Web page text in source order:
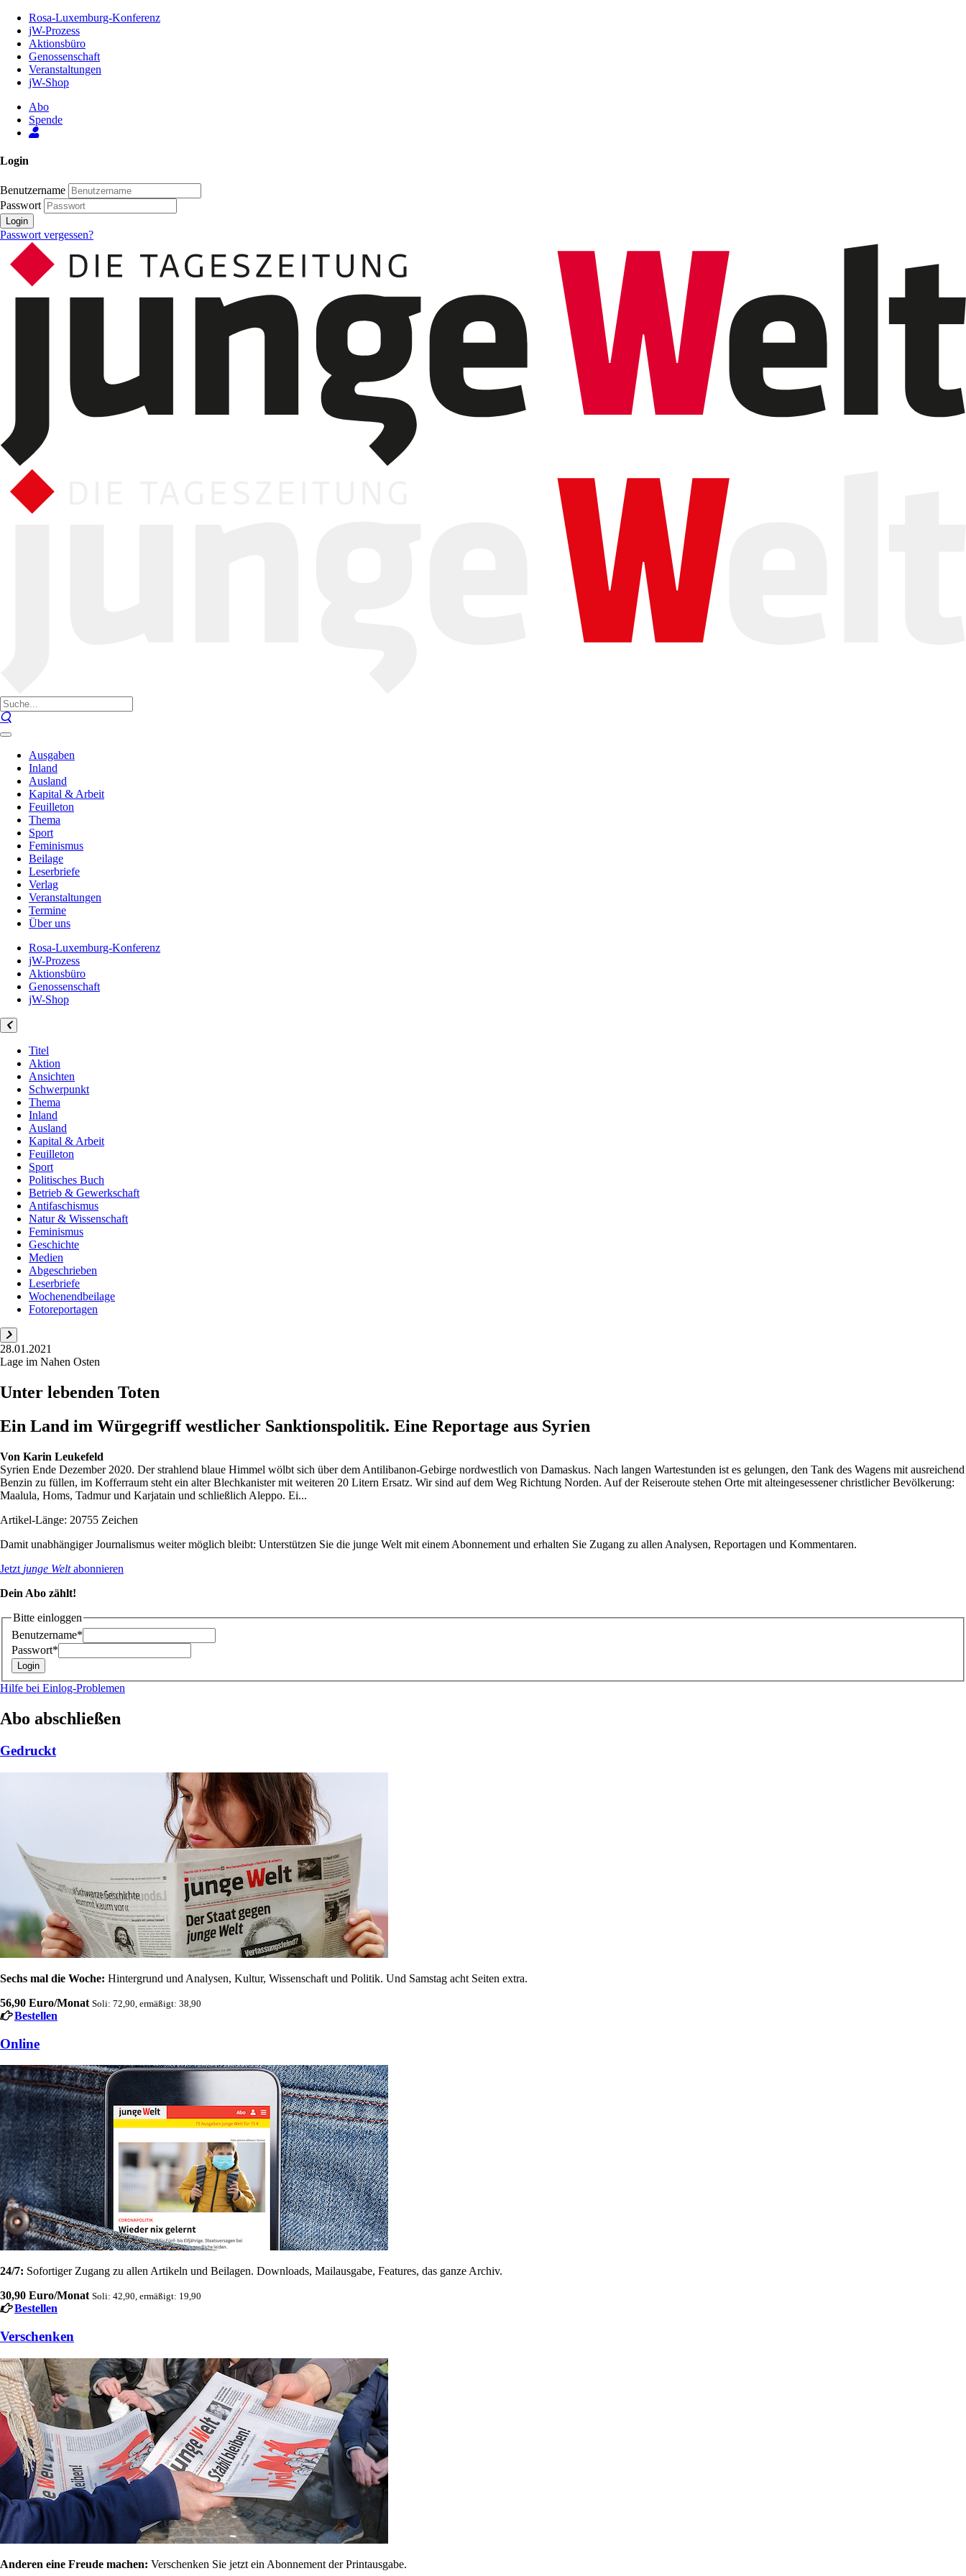
Inhalt
Seite
Rosa-Luxemburg-Konferenz
jW-Prozess
Aktionsbüro
Genossenschaft
Veranstaltungen
jW-Shop
Abo
Spende
Login
Benutzername
Passwort
Login
Passwort vergessen?
Ausgaben
Inland
Ausland
Kapital & Arbeit
Feuilleton
Thema
Sport
Feminismus
Beilage
Leserbriefe
Verlag
Veranstaltungen
Termine
Über uns
Rosa-Luxemburg-Konferenz
jW-Prozess
Aktionsbüro
Genossenschaft
jW-Shop
Titel
Aktion
Ansichten
Schwerpunkt
Thema
Inland
Ausland
Kapital & Arbeit
Feuilleton
Sport
Politisches Buch
Betrieb & Gewerkschaft
Antifaschismus
Natur & Wissenschaft
Feminismus
Geschichte
Medien
Abgeschrieben
Leserbriefe
Wochenendbeilage
Fotoreportagen
28.01.2021
Lage im Nahen Osten
Unter lebenden Toten
Ein Land im Würgegriff westlicher Sanktionspolitik. Eine Reportage aus Syrien
Von Karin Leukefeld
Syrien Ende Dezember 2020. Der strahlend blaue Himmel wölbt sich über dem Antilibanon-Gebirge nordwestlich von Damaskus. Nach langen Wartestunden ist es gelungen, den Tank des Wagens mit ausreichend
Benzin zu füllen, im Kofferraum steht ein alter Blechkanister mit weiteren 20 Litern Ersatz. Wir sind auf dem Weg Richtung Norden. Auf der Reiseroute stehen Orte mit alteingesessener christlicher Bevölkerung:
Maalula, Homs, Tadmur und Karjatain und schließlich Aleppo. Ei...
Artikel-Länge: 20755 Zeichen
Damit unabhängiger Journalismus weiter möglich bleibt: Unterstützen Sie die junge Welt mit einem Abonnement und erhalten Sie Zugang zu allen Analysen, Reportagen und Kommentaren.
Jetzt junge Weltabonnieren
Dein Abo zählt!
Bitte einloggen
Benutzername*
Passwort*
Hilfe bei Einlog-Problemen
Abo abschließen
Gedruckt
Sechs mal die Woche: Hintergrund und Analysen, Kultur, Wissenschaft und Politik. Und Samstag acht Seiten extra.
56,90 Euro/Monat Soli: 72,90, ermäßigt: 38,90
Bestellen
Online
24/7: Sofortiger Zugang zu allen Artikeln und Beilagen. Downloads, Mailausgabe, Features, das ganze Archiv.
30,90 Euro/Monat Soli: 42,90, ermäßigt: 19,90
Bestellen
Verschenken
Anderen eine Freude machen: Verschenken Sie jetzt ein Abonnement der Printausgabe.